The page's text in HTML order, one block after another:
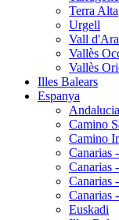
Terra Alta
Urgell
Vall
Vallès
Vallès
Illes Balears
Espanya
Andalucia
Camino
Camino
Canarias
Canarias
Canarias
Canarias
Euskadi